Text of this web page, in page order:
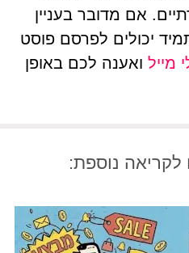
אם מדובר בעניין
יכולים לפרסם פוסט
מיילואענה לכם באופן
נוספת: